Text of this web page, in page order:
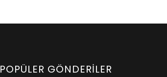
POPÜLER GÖNDERILER